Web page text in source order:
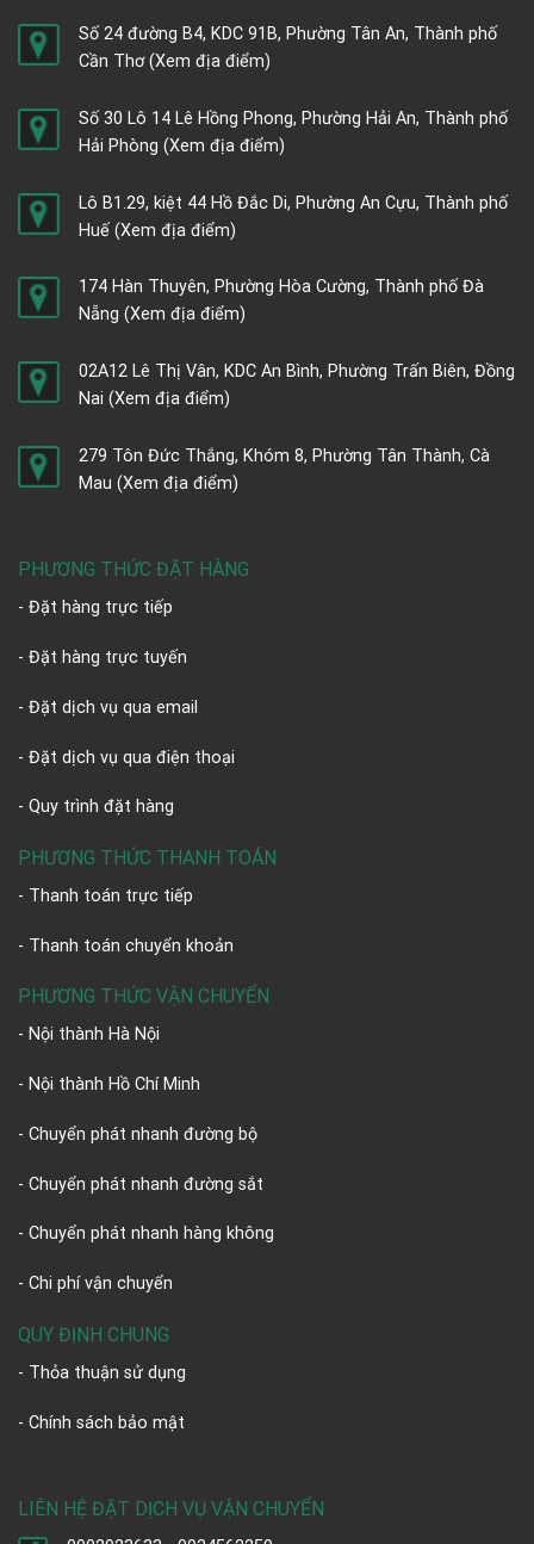
Số 24 đường B4, KDC 91B, Phường Tân An, Thành phố
Cần Thơ(Xem địa điểm)
Số 30 Lô 14 Lê Hồng Phong, Phường Hải An, Thành phố
Hải Phòng (Xem địa điểm)
Lô B1.29, kiệt 44 Hồ Đắc Di, Phường An Cựu, Thành phố
Huế (Xem địa điểm)
174 Hàn Thuyên, Phường Hòa Cường, Thành phố Đà
Nẵng (Xem địa điểm)
02A12 Lê Thị Vân, KDC An Bình, Phường Trấn Biên, Đồng
Nai (Xem địa điểm)
279 Tôn Đức Thắng, Khóm 8, Phường Tân Thành, Cà
Mau (Xem địa điểm)
PHƯƠNG THỨC ĐẶT HÀNG
- Đặt hàng trực tiếp
- Đặt hàng trực tuyến
- Đặt dịch vụ qua email
- Đặt dịch vụ qua điện thoại
- Quy trình đặt hàng
PHƯƠNG THỨC THANH TOÁN
- Thanh toán trực tiếp
- Thanh toán chuyển khoản
PHƯƠNG THỨC VẬN CHUYỂN
- Nội thành Hà Nội
- Nội thành Hồ Chí Minh
- Chuyển phát nhanh đường bộ
- Chuyển phát nhanh đường sắt
- Chuyển phát nhanh hàng không
- Chi phí vận chuyển
QUY ĐỊNH CHUNG
- Thỏa thuận sử dụng
- Chính sách bảo mật
LIÊN HỆ ĐẶT DỊCH VỤ VẬN CHUYỂN